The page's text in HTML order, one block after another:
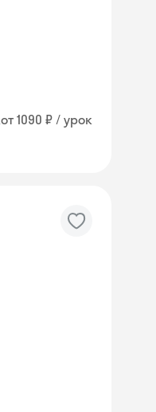
от 1090 ₽ / урок